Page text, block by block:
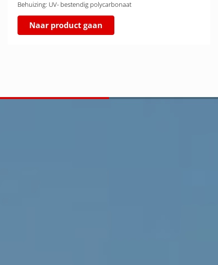
Behuizing: UV- bestendig polycarbonaat
Naar product gaan